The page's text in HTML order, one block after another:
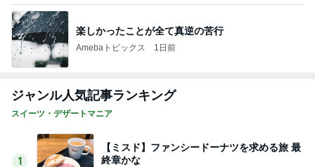
楽しかったことが全て真逆の苦行
Amebaトピックス 1日前
ジャンル人気記事ランキング
スイーツ・デザートマニア
1
【ミスド】ファンシードーナツを求める旅 最
終章かな